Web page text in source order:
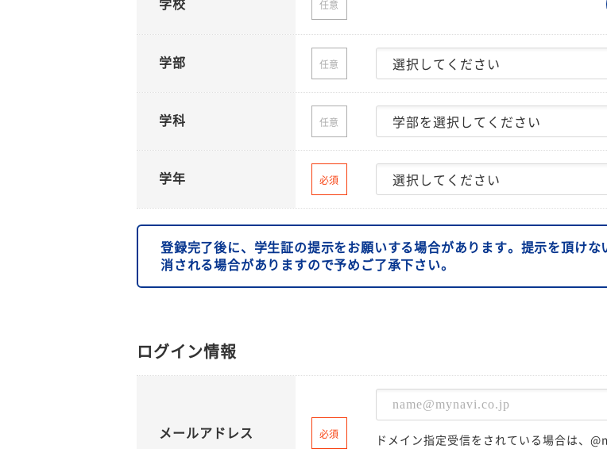
学校 任意
学部 任意
学科 任意
学年 必須
登録完了後に、学生証の提示をお願いする場合があります。提示を頂け
消される場合がありますので予めご了承下さい。
ログイン情報
メールアドレス 必須
ドメイン指定受信をされている場合は、